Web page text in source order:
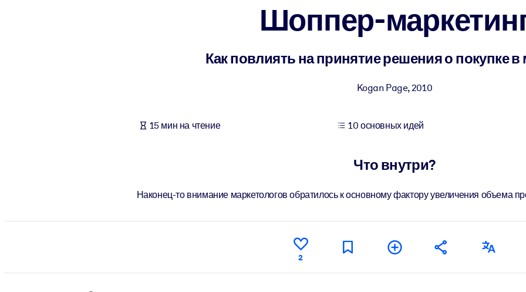
Обогатите корпоративную библиотеку надежными и готовыми к использованию бизнес-знаниями.
Используйте надежные структурированные знания для улучшения результатов ваших ИИ-систем.
Шоппер-
Как повлиять на принятие решения о покупке в
Kogan Page,2010
15 мин на чтение 10 основных идей
Что внутри?
Наконец-то внимание маркетологов обратилось к основному фактору увеличения объема
2